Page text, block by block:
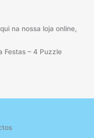
na nossa loja online,
Festas – 4 Puzzle